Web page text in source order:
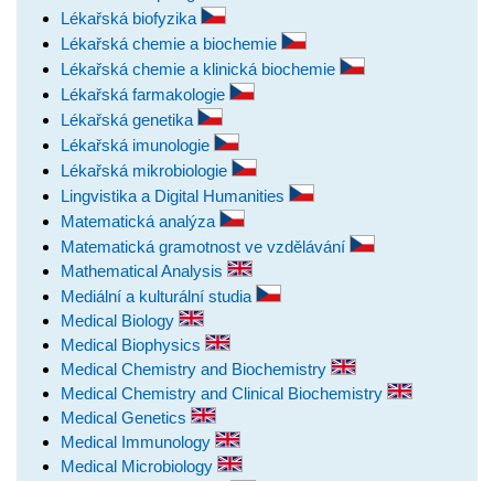
Lékařská biofyzika
Lékařská chemie a biochemie
Lékařská chemie a klinická biochemie
Lékařská farmakologie
Lékařská genetika
Lékařská imunologie
Lékařská mikrobiologie
Lingvistika a Digital Humanities
Matematická analýza
Matematická gramotnost ve vzdělávání
Mathematical Analysis
Mediální a kulturální studia
Medical Biology
Medical Biophysics
Medical Chemistry and Biochemistry
Medical Chemistry and Clinical Biochemistry
Medical Genetics
Medical Immunology
Medical Microbiology